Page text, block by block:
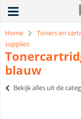
Home Toners en
supplies
blauw
Bekijk alles uit de